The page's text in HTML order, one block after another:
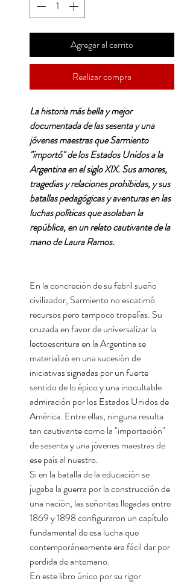
Agregar al carrito
Realizar compra
La historia más bella y mejor
documentada de las sesenta y una
jóvenes maestras que Sarmiento
"importó" de los Estados Unidos a la
Argentina en el siglo XIX. Sus amores,
tragedias y relaciones prohibidas, y sus
batallas pedagógicas y aventuras en las
luchas políticas que asolaban la
república, en un relato cautivante de la
mano de Laura Ramos.
En la concreción de su febril sueño
civilizador, Sarmiento no escatimó
recursos pero tampoco tropelías. Su
cruzada en favor de universalizar la
lectoescritura en la Argentina se
materializó en una sucesión de
iniciativas signadas por un fuerte
sentido de lo épico y una inocultable
admiración por los Estados Unidos de
América. Entre ellas, ninguna resulta
tan cautivante como la "importación"
de sesenta y una jóvenes maestras de
ese país al nuestro.
Si en la batalla de la educación se
jugaba la guerra por la construcción de
una nación, las señoritas llegadas entre
1869 y 1898 configuraron un capítulo
fundamental de esa lucha que
contemporáneamente era fácil dar por
perdida de antemano.
En este libro único por su rigor